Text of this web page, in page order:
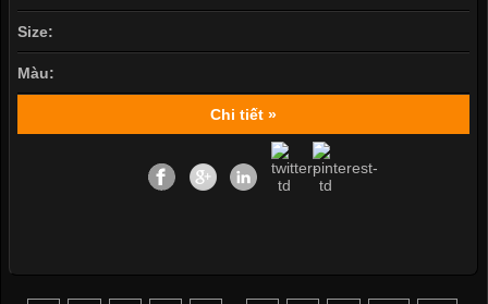
Size:
Màu:
Chi tiết »